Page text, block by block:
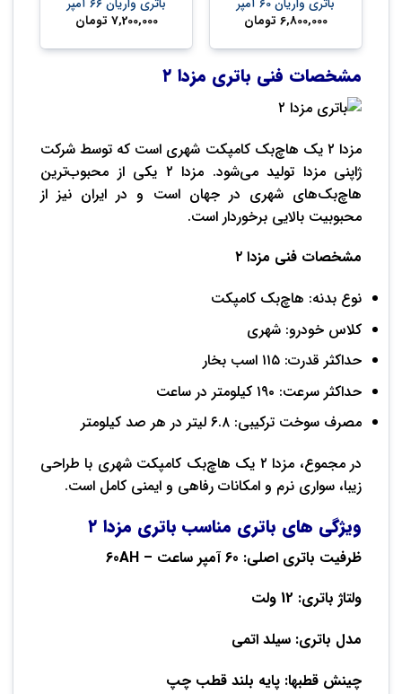
باتری واریان 60 آمپر
6,800,000 تومان
باتری واریان 66 آمپر
7,200,000 تومان
مشخصات فنی باتری مزدا ۲
مزدا ۲ یک هاچ‌بک کامپکت شهری است که توسط شرکت
ژاپنی مزدا تولید می‌شود. مزدا ۲ یکی از محبوب‌ترین
هاچ‌بک‌های شهری در جهان است و در ایران نیز از
محبوبیت بالایی برخوردار است.
مشخصات فنی مزدا ۲
نوع بدنه: هاچ‌بک کامپکت
کلاس خودرو: شهری
حداکثر قدرت: ۱۱۵ اسب بخار
حداکثر سرعت: ۱۹۰ کیلومتر در ساعت
مصرف سوخت ترکیبی: ۶.۸ لیتر در هر صد کیلومتر
در مجموع، مزدا ۲ یک هاچ‌بک کامپکت شهری با طراحی
زیبا، سواری نرم و امکانات رفاهی و ایمنی کامل است.
ویژگی های باتری مناسب باتری مزدا ۲
ظرفیت باتری اصلی: 60 آمپر ساعت – 60AH
ولتاژ باتری: 12 ولت
مدل باتری: سیلد اتمی
چینش قطبها: پایه بلند قطب چپ